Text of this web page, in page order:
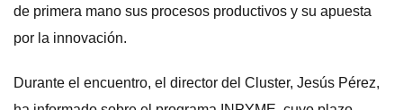
de primera mano sus procesos productivos y su apuesta
por la innovación.
Durante el encuentro, el director del Cluster, Jesús Pérez,